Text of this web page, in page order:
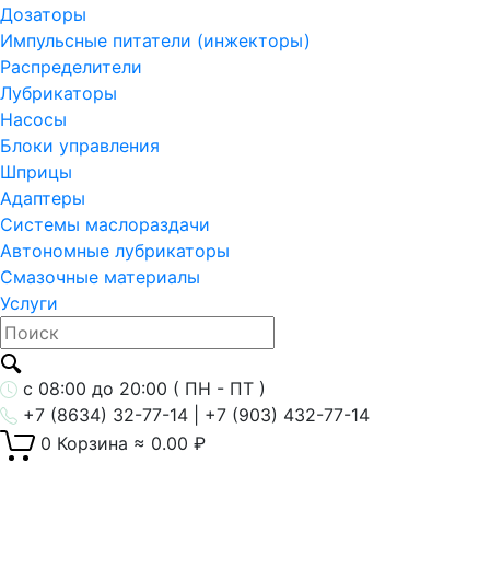
Дозаторы
Импульсные питатели (инжекторы)
Распределители
Лубрикаторы
Насосы
Блоки управления
Шприцы
Адаптеры
Системы маслораздачи
Автономные лубрикаторы
Смазочные материалы
Услуги
с 08:00 до 20:00 ( ПН - ПТ )
+7 (8634) 32-77-14 | +7 (903) 432-77-14
0 Корзина ≈ 0.00 ₽